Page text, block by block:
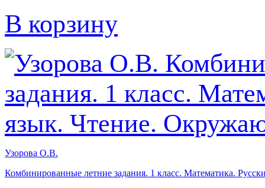
В корзину
Узорова О.В.
Комбинированные летние задания. 1 класс. Математика.